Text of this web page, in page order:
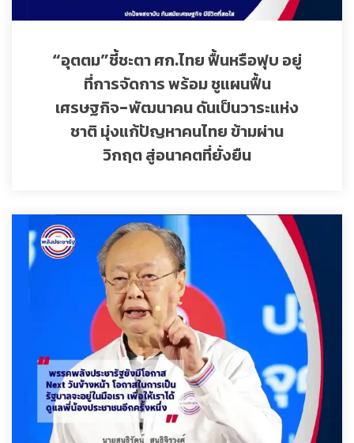
“อุตตม”ชี้ชะตา ศก.ไทย ฟื้นหรือฟุบ อยู่
ที่การจัดการ พร้อม ชูแผนฟื้น
เศรษฐกิจ-พัฒนาคน ดันเป็นวาระแห่ง
ชาติ มุ่งแก้ปัญหาคนไทย ข้ามผ่าน
วิกฤต สู่อนาคตที่ยั่งยืน